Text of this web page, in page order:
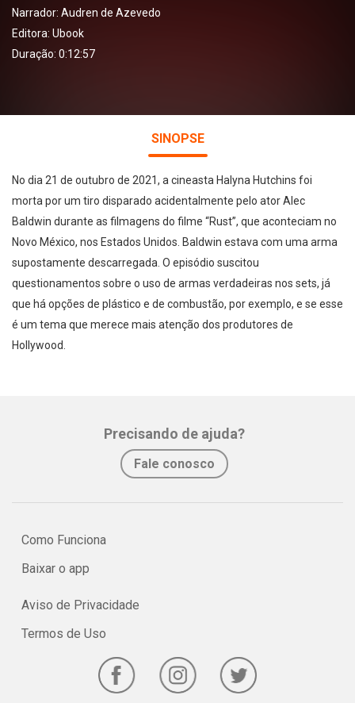
Narrador: Audren de Azevedo
Editora: Ubook
Duração: 0:12:57
SINOPSE
No dia 21 de outubro de 2021, a cineasta Halyna Hutchins foi
morta por um tiro disparado acidentalmente pelo ator Alec
Baldwin durante as filmagens do filme “Rust”, que aconteciam no
Novo México, nos Estados Unidos. Baldwin estava com uma arma
supostamente descarregada. O episódio suscitou
questionamentos sobre o uso de armas verdadeiras nos sets, já
que há opções de plástico e de combustão, por exemplo, e se esse
é um tema que merece mais atenção dos produtores de
Hollywood.
Precisando de ajuda?
Fale conosco
Como Funciona
Baixar o app
Aviso de Privacidade
Termos de Uso